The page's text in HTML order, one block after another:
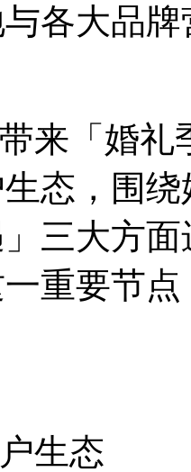
各大品
来「婚礼
态，围
三大方
重要节
生态